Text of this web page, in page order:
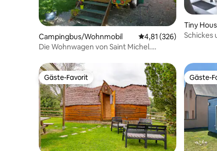
Campingbus/Wohnmobil Durchschnittliche
4,81 (326)
Die Wohnwagen von Saint Michel.
Tiny
Schickes
Gäste-Favorit
Gäste-Favorit Gäste-
Gäste-